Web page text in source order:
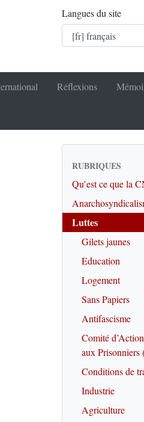
Langues du site
Réflexions
RUBRIQUES
Qu’est ce que la
Luttes
Gilets jaunes
Education
Logement
Sans Papiers
Antifascisme
Comité
aux Prisonniers
Conditions de
Industrie
Agriculture